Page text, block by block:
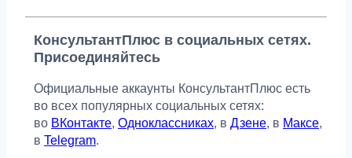
КонсультантПлюс в социальных сетях.
Присоединяйтесь
Официальные аккаунты КонсультантПлюс есть
во всех популярных социальных сетях:
во ВКонтакте, Одноклассниках, в Дзене, в Максе,
в Telegram.